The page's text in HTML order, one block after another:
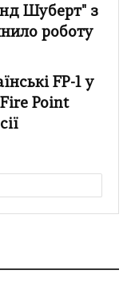
Шуберт" з
роботу
FP-1 у
Point